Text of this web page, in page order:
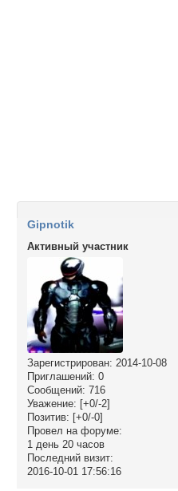
Gipnotik
Активный участник
Зарегистрирован: 2014-10-08
Приглашений: 0
Сообщений: 716
Уважение: [+0/-2]
Позитив: [+0/-0]
Провел на форуме:
1 день 20 часов
Последний визит:
2016-10-01 17:56:16